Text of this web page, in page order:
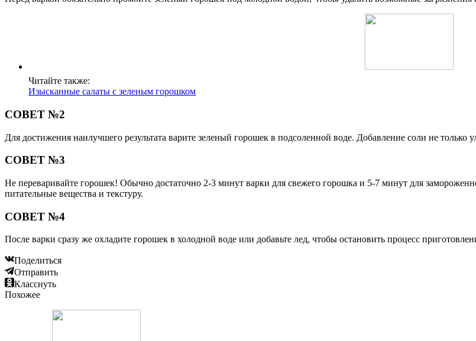
Читайте также:
Изысканные салаты с зеленым горошком
СОВЕТ №2
Для достижения наилучшего результата варите зеленый горошек в подсоленной воде. Добавление соли не
СОВЕТ №3
Не переваривайте горошек! Обычно достаточно 2-3 минут варки для свежего горошка и 5-7 минут для
питательные вещества и текстуру.
СОВЕТ №4
После варки сразу же охладите горошек в холодной воде или добавьте лед, чтобы остановить процесс
Поделиться
Отправить
Класснуть
Похожее